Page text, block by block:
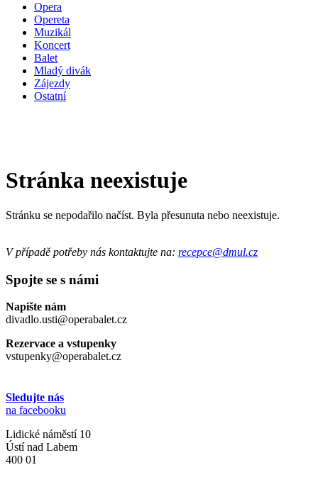
Opera
Opereta
Muzikál
Koncert
Balet
Mladý divák
Zájezdy
Ostatní
Stránka neexistuje
Stránku se nepodařilo načíst. Byla přesunuta nebo neexistuje.
V případě potřeby nás kontaktujte na: recepce@dmul.cz
Spojte se s námi
Napište nám
divadlo.usti@operabalet.cz
Rezervace a vstupenky
vstupenky@operabalet.cz
Sledujte nás
na facebooku
Lidické náměstí 10
Ústí nad Labem
400 01